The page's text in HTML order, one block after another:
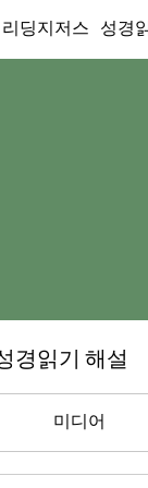
리딩지저스 성경
경읽기 해설
미디어